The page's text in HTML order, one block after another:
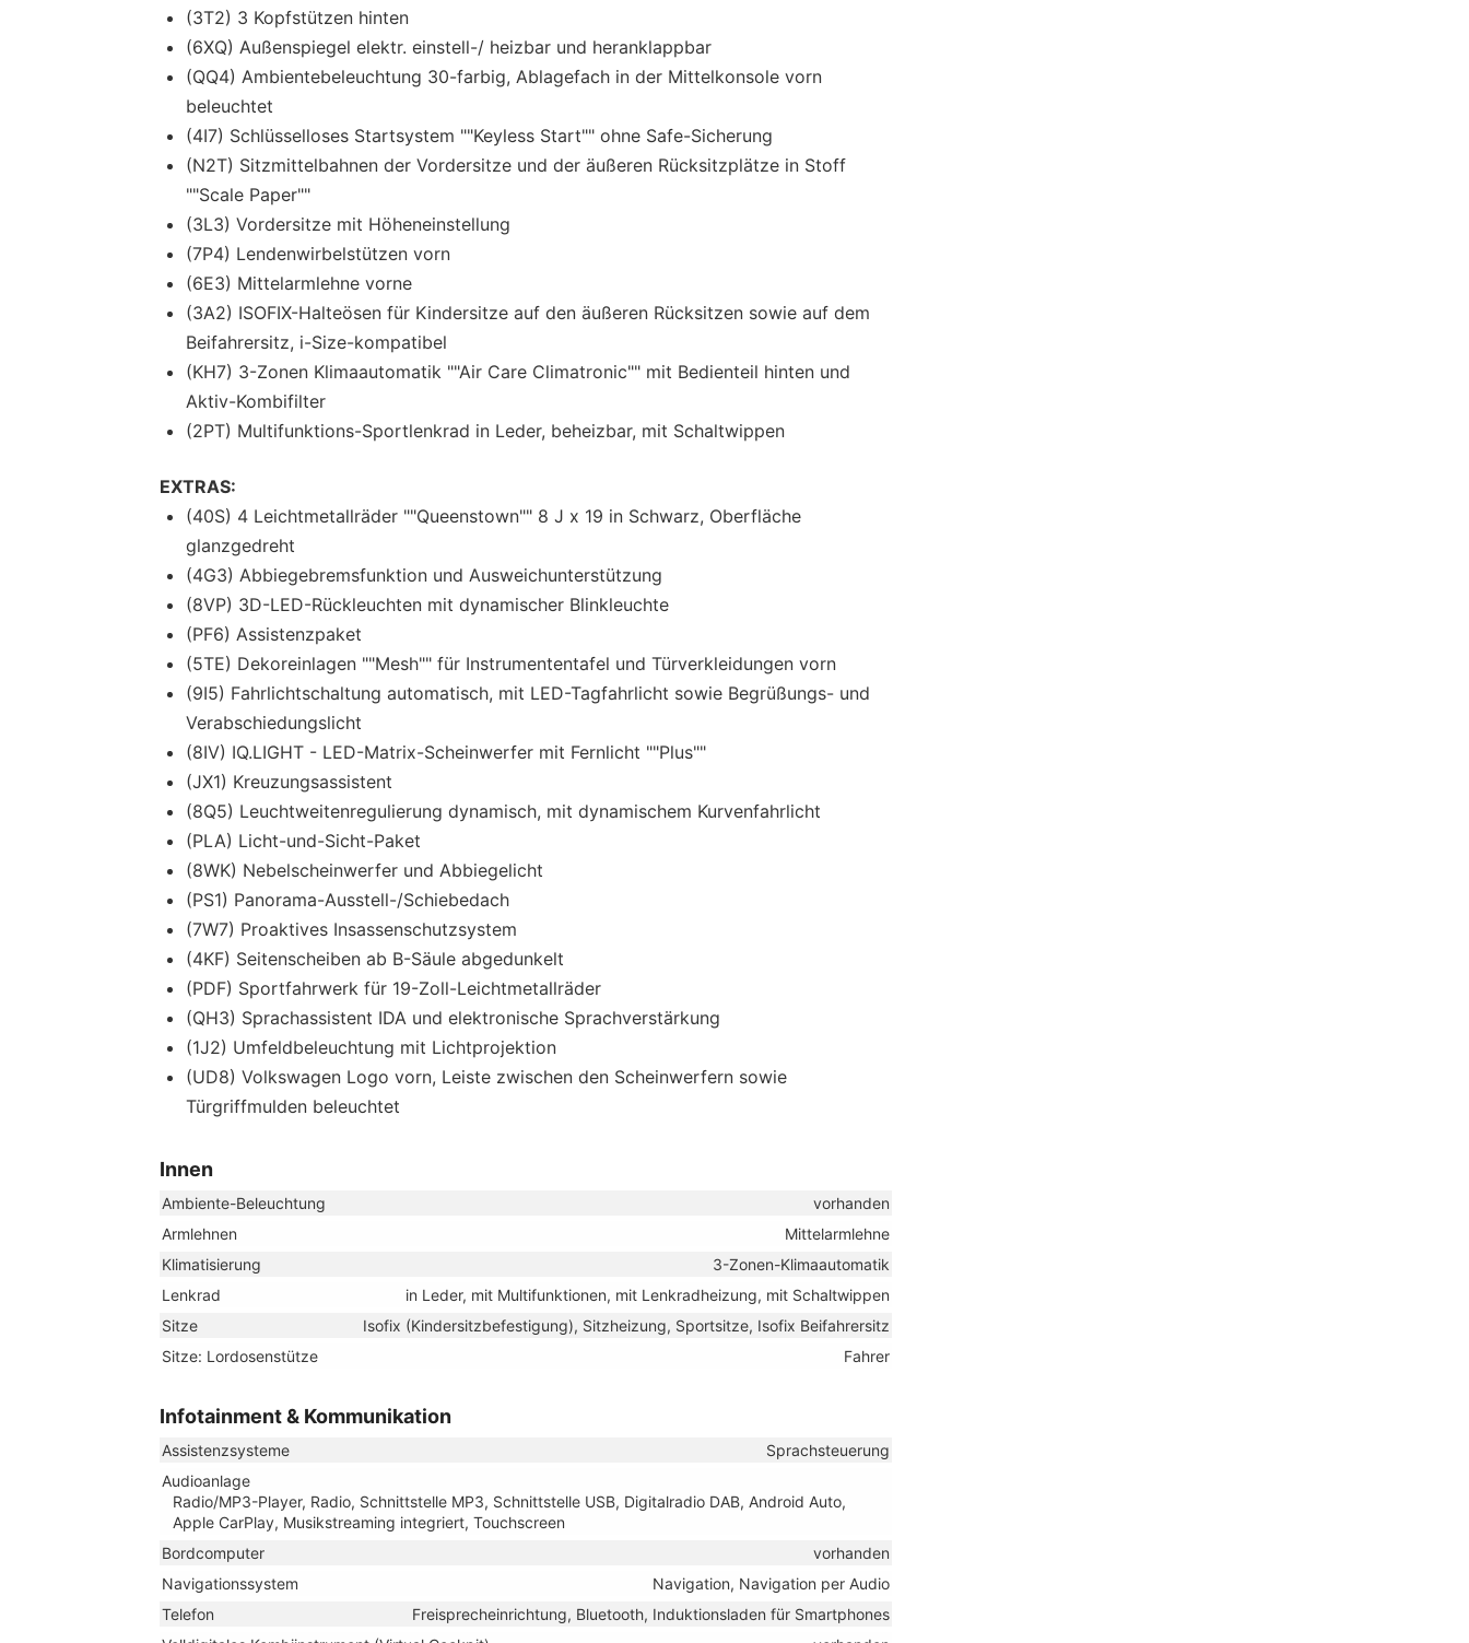
(3T2) 3 Kopfstützen hinten
(6XQ) Außenspiegel elektr. einstell-/ heizbar und heranklappbar
(QQ4) Ambientebeleuchtung 30-farbig, Ablagefach in der Mittelkonsole vorn
beleuchtet
(4I7) Schlüsselloses Startsystem ""Keyless Start"" ohne Safe-Sicherung
(N2T) Sitzmittelbahnen der Vordersitze und der äußeren Rücksitzplätze in Stoff
""Scale Paper""
(3L3) Vordersitze mit Höheneinstellung
(7P4) Lendenwirbelstützen vorn
(6E3) Mittelarmlehne vorne
(3A2) ISOFIX-Halteösen für Kindersitze auf den äußeren Rücksitzen sowie auf dem
Beifahrersitz, i-Size-kompatibel
(KH7) 3-Zonen Klimaautomatik ""Air Care Climatronic"" mit Bedienteil hinten und
Aktiv-Kombifilter
(2PT) Multifunktions-Sportlenkrad in Leder, beheizbar, mit Schaltwippen
EXTRAS:
(40S) 4 Leichtmetallräder ""Queenstown"" 8 J x 19 in Schwarz, Oberfläche
glanzgedreht
(4G3) Abbiegebremsfunktion und Ausweichunterstützung
(8VP) 3D-LED-Rückleuchten mit dynamischer Blinkleuchte
(PF6) Assistenzpaket
(5TE) Dekoreinlagen ""Mesh"" für Instrumententafel und Türverkleidungen vorn
(9I5) Fahrlichtschaltung automatisch, mit LED-Tagfahrlicht sowie Begrüßungs- und
Verabschiedungslicht
(8IV) IQ.LIGHT - LED-Matrix-Scheinwerfer mit Fernlicht ""Plus""
(JX1) Kreuzungsassistent
(8Q5) Leuchtweitenregulierung dynamisch, mit dynamischem Kurvenfahrlicht
(PLA) Licht-und-Sicht-Paket
(8WK) Nebelscheinwerfer und Abbiegelicht
(PS1) Panorama-Ausstell-/Schiebedach
(7W7) Proaktives Insassenschutzsystem
(4KF) Seitenscheiben ab B-Säule abgedunkelt
(PDF) Sportfahrwerk für 19-Zoll-Leichtmetallräder
(QH3) Sprachassistent IDA und elektronische Sprachverstärkung
(1J2) Umfeldbeleuchtung mit Lichtprojektion
(UD8) Volkswagen Logo vorn, Leiste zwischen den Scheinwerfern sowie
Türgriffmulden beleuchtet
Innen
Ambiente-Beleuchtung
vorhanden
Armlehnen
Mittelarmlehne
Klimatisierung
3-Zonen-Klimaautomatik
Lenkrad
in Leder, mit Multifunktionen, mit Lenkradheizung, mit Schaltwippen
Sitze
Isofix (Kindersitzbefestigung), Sitzheizung, Sportsitze, Isofix Beifahrersitz
Sitze: Lordosenstütze
Fahrer
Infotainment & Kommunikation
Assistenzsysteme
Sprachsteuerung
Audioanlage
Radio/MP3-Player, Radio, Schnittstelle MP3, Schnittstelle USB, Digitalradio DAB, Android Auto,
Apple CarPlay, Musikstreaming integriert, Touchscreen
Bordcomputer
vorhanden
Navigationssystem
Navigation, Navigation per Audio
Telefon
Freisprecheinrichtung, Bluetooth, Induktionsladen für Smartphones